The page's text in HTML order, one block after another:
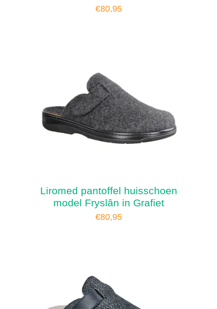
€80,95
Liromed pantoffel huisschoen
model Fryslân in Grafiet
€80,95